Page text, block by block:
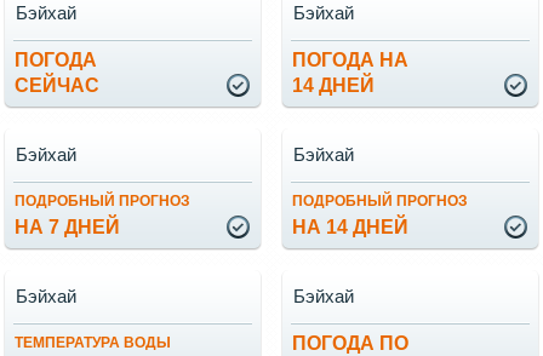
ПОГОДА
СЕЙЧАС
Бэйхай
ПОГОДА НА
14 ДНЕЙ
Бэйхай
ПОДРОБНЫЙ ПРОГНОЗ
НА 7 ДНЕЙ
Бэйхай
ПОДРОБНЫЙ ПРОГНОЗ
НА 14 ДНЕЙ
Бэйхай
ТЕМПЕРАТУРА ВОДЫ
Бэйхай
ПОГОДА ПО
Бэйхай